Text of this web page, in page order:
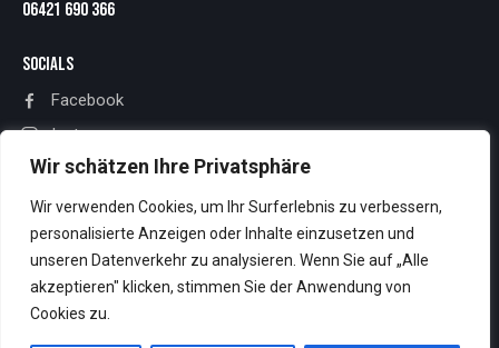
Wir schätzen Ihre Privatsphäre
Wir verwenden Cookies, um Ihr Surferlebnis zu verbessern,
personalisierte Anzeigen oder Inhalte einzusetzen und
unseren Datenverkehr zu analysieren. Wenn Sie auf „Alle
akzeptieren" klicken, stimmen Sie der Anwendung von
Cookies zu.
06421 690 366
SOCIALS
Facebook
Instagram
Impressum
Datenschutz